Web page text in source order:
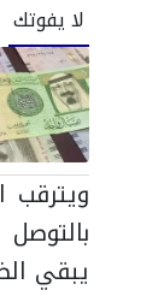
لا يفوتك
ويترقب
يبقي